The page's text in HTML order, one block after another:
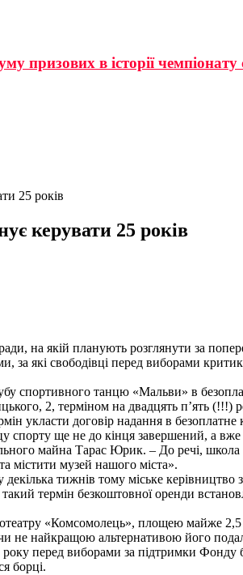
призових в історії
25 років
керувати 25 років
ради, на якій планують розглянути за
за які свободівці перед виборами
спортивного танцю «Мальви» в
2, терміном на двадцять п’ять (!!!)
укласти договір надання в
ще не до кінця завершений, а вже
майна Тарас Юрик. – До речі,
містити музей нашого міста».
тижнів тому міське
термін безкоштовної оренди
«Комсомолець», площею майже 2,5
не найкращою альтернативою його
перед виборами за підтримки
борці.